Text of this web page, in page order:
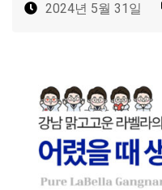
2024년 5월 31일